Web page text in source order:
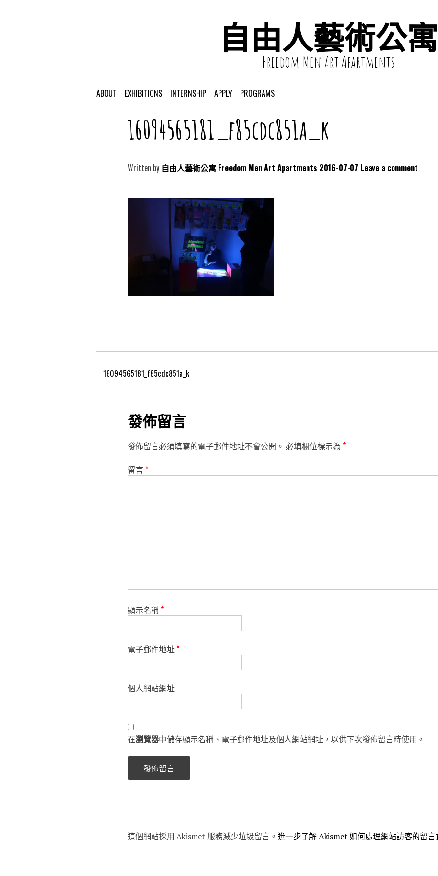
自由人藝術公寓
Freedom Men Art Apartments
ABOUT EXHIBITIONS INTERNSHIP APPLY PROGRAMS
16094565181_f85cdc851a_k
Written by 自由人藝術公寓 Freedom Men Art Apartments 2016-07-07 Leave a comment
16094565181_f85cdc851a_k
發佈留言
發佈留言必須填寫的電子郵件地址不會公開。 必填欄位標示為 *
留言*
顯示名稱*
電子郵件地址*
個人網站網址
在瀏覽器中儲存顯示名稱、電子郵件地址及個人網站網址，以供下次發佈留言時使用。
這個網站採用 Akismet 服務減少垃圾留言。 進一步了解 Akismet 如何處理網站訪客的留言